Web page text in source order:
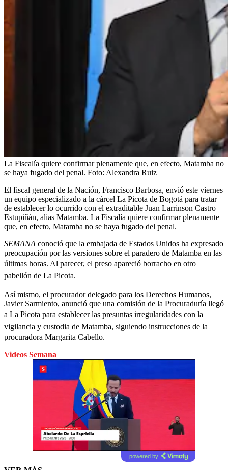
La Fiscalía quiere confirmar plenamente que, en efecto, Matamba no
se haya fugado del penal. Foto: Alexandra Ruiz
El fiscal general de la Nación, Francisco Barbosa, envió este viernes
un equipo especializado a la cárcel La Picota de Bogotá para tratar
de establecer lo ocurrido con el extraditable Juan Larrinson Castro
Estupiñán, alias Matamba. La Fiscalía quiere confirmar plenamente
que, en efecto, Matamba no se haya fugado del penal.
SEMANA conoció que la embajada de Estados Unidos ha expresado
preocupación por las versiones sobre el paradero de Matamba en las
últimas horas. Al parecer, el preso apareció borracho en otro
pabellón de La Picota.
Así mismo, el procurador delegado para los Derechos Humanos,
Javier Sarmiento, anunció que una comisión de la Procuraduría llegó
a La Picota para establecerlas presuntas irregularidades con la
vigilancia y custodia de Matamba, siguiendo instrucciones de la
procuradora Margarita Cabello.
Videos Semana
powered by